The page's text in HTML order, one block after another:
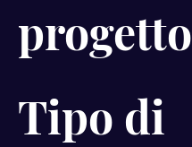
progetto
Tipo di